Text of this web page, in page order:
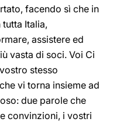
facendo sì che in
tutta Italia,
assistere ed
vasta di soci. Voi Ci
stesso
vi torna insieme ad
due parole che
convinzioni, i vostri